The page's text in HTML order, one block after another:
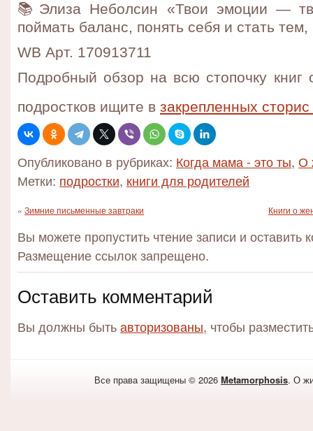
Элиза Неболсин «Твои эмоции —
поймать баланс, понять себя и стать
WB Арт. 170913711
Подробный обзор на всю стопочку книг
подростков ищите в закрепленных
Опубликовано в рубриках: Когда мама - это ты, О
Метки: подростки, книги для родителей
« Зимние письменные завтраки Книги о
Вы можете пропустить чтение записи и оставить
Размещение ссылок запрещено.
Оставить комментарий
Вы должны бытьавторизованы, чтобы
Все права защищены © 2026 Metamorphosis. О